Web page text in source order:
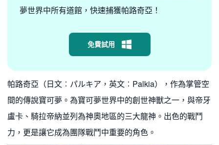
夢世界中所有道館，快速捕獲帕路奇亞！
免費試用
帕路奇亞（日文︰パルキア，英文︰Palkia），作為掌管空
間的傳說寶可夢。為寶可夢世界中的創世神獸之一，與帝牙
盧卡、騎拉帝納並列為神奧地區的三大龍神。出色的戰鬥
力，更是讓它成為團隊戰鬥中重要的角色。